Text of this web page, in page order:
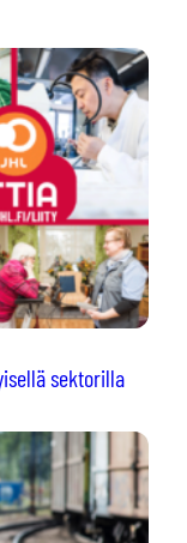
sektorilla